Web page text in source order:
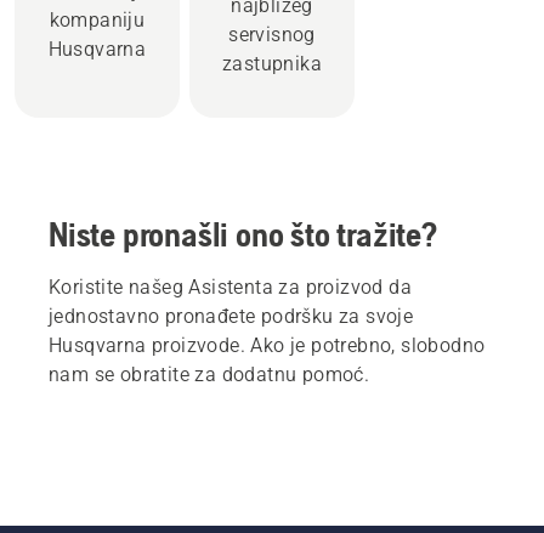
kompaniju
Husqvarna
najbližeg
servisnog
zastupnika
Niste pronašli ono što tražite?
Koristite našeg Asistenta za proizvod da
jednostavno pronađete podršku za svoje
Husqvarna proizvode. Ako je potrebno, slobodno
nam se obratite za dodatnu pomoć.